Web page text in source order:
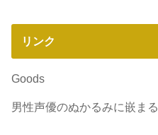
リンク
Goods
男性声優のぬかるみに嵌まる